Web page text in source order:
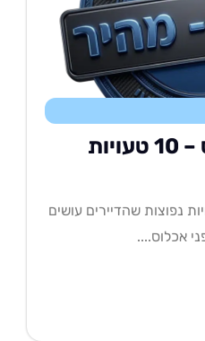
ניקיון לפני אכלוס – 10 טעויות
נפוצות שהדיירים עושים